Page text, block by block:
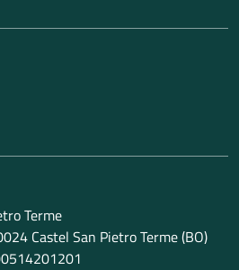
Terme
Castel San Pietro Terme (BO)